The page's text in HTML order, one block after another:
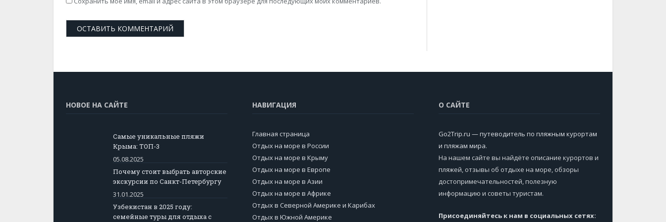
НОВОЕ НА САЙТЕ
Самые уникальные пляжи
Крыма: ТОП-3
05.08.2025
Почему стоит выбрать авторские
экскурсии по Санкт-Петербургу
31.01.2025
Узбекистан в 2025 году:
семейные туры для отдыха с
НАВИГАЦИЯ
Главная страница
Отдых на море в России
Отдых на море в Крыму
Отдых на море в Европе
Отдых на море в Азии
Отдых на море в Африке
Отдых в Северной Америке и Карибах
Отдых в Южной Америке
О САЙТЕ
Go2Trip.ru — путеводитель по пляжным курортам
и пляжам мира.
На нашем сайте вы найдёте описание курортов и
пляжей, отзывы об отдыхе на море, обзоры
достопримечательностей, полезную
информацию и советы туристам.
Присоединяйтесь к нам в социальных сетях: